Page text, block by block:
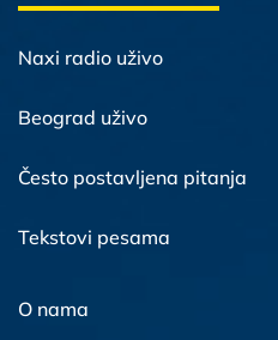
Naxi radio uživo
Beograd uživo
Često postavljena pitanja
Tekstovi pesama
O nama